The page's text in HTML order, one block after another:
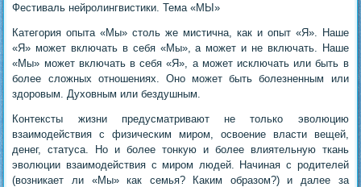
Фестиваль нейролингвистики. Тема «МЫ»
Категория опыта «Мы» столь же мистична, как и опыт «Я». Наше
«Я» может включать в себя «Мы», а может и не включать. Наше
«Мы» может включать в себя «Я», а может исключать или быть в
более сложных отношениях. Оно может быть болезненным или
здоровым. Духовным или бездушным.
Контексты жизни предусматривают не только эволюцию
взаимодействия с физическим миром, освоение власти вещей,
денег, статуса. Но и более тонкую и более влиятельную ткань
эволюции взаимодействия с миром людей. Начиная с родителей
(возникает ли «Мы» как семья? Каким образом?) и далее за